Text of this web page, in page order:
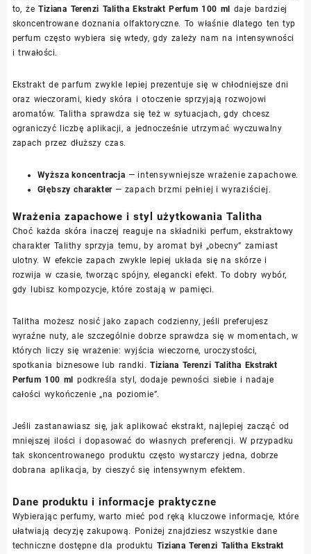
to, żeTiziana Terenzi Talitha Ekstrakt Perfum 100 ml daje bardziej
skoncentrowane doznania olfaktoryczne. To właśnie dlatego ten typ
perfum często wybiera się wtedy, gdy zależy nam na intensywności
i trwałości.
Ekstrakt de parfum zwykle lepiej prezentuje się w chłodniejsze dni
oraz wieczorami, kiedy skóra i otoczenie sprzyjają rozwojowi
aromatów. Talitha sprawdza się też w sytuacjach, gdy chcesz
ograniczyć liczbę aplikacji, a jednocześnie utrzymać wyczuwalny
zapach przez dłuższy czas.
Wyższa koncentracja — intensywniejsze wrażenie zapachowe.
Głębszy charakter — zapach brzmi pełniej i wyraziściej.
Wrażenia zapachowe i styl użytkowania Talitha
Choć każda skóra inaczej reaguje na składniki perfum, ekstraktowy
charakter Talithy sprzyja temu, by aromat był „obecny” zamiast
ulotny. W efekcie zapach zwykle lepiej układa się na skórze i
rozwija w czasie, tworząc spójny, elegancki efekt. To dobry wybór,
gdy lubisz kompozycje, które zostają w pamięci.
Talitha możesz nosić jako zapach codzienny, jeśli preferujesz
wyraźne nuty, ale szczególnie dobrze sprawdza się w momentach, w
których liczy się wrażenie: wyjścia wieczorne, uroczystości,
spotkania biznesowe lub randki.Tiziana Terenzi Talitha Ekstrakt
Perfum 100 ml podkreśla styl, dodaje pewności siebie i nadaje
całości wykończenie „na poziomie”.
Jeśli zastanawiasz się, jak aplikować ekstrakt, najlepiej zacząć od
mniejszej ilości i dopasować do własnych preferencji. W przypadku
tak skoncentrowanego produktu często wystarczy jedna, dobrze
dobrana aplikacja, by cieszyć się intensywnym efektem.
Dane produktu i informacje praktyczne
Wybierając perfumy, warto mieć pod ręką kluczowe informacje, które
ułatwiają decyzję zakupową. Poniżej znajdziesz wszystkie dane
techniczne dostępne dla produktu Tiziana Terenzi Talitha Ekstrakt